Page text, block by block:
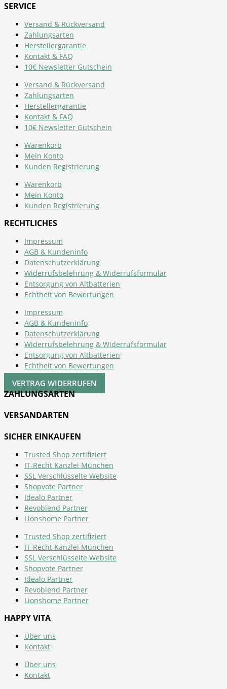
SERVICE
Versand & Rückversand
Zahlungsarten
Herstellergarantie
Kontakt & FAQ
10€ Newsletter Gutschein
Versand & Rückversand
Zahlungsarten
Herstellergarantie
Kontakt & FAQ
10€ Newsletter Gutschein
Warenkorb
Mein Konto
Kunden Registrierung
Warenkorb
Mein Konto
Kunden Registrierung
RECHTLICHES
Impressum
AGB & Kundeninfo
Datenschutzerklärung
Widerrufsbelehrung & Widerrufsformular
Entsorgung von Altbatterien
Echtheit von Bewertungen
Impressum
AGB & Kundeninfo
Datenschutzerklärung
Widerrufsbelehrung & Widerrufsformular
Entsorgung von Altbatterien
Echtheit von Bewertungen
VERTRAG WIDERRUFEN
ZAHLUNGSARTEN
VERSANDARTEN
SICHER EINKAUFEN
Trusted Shop zertifiziert
IT-Recht Kanzlei München
SSL Verschlüsselte Website
Shopvote Partner
Idealo Partner
Revoblend Partner
Lionshome Partner
Trusted Shop zertifiziert
IT-Recht Kanzlei München
SSL Verschlüsselte Website
Shopvote Partner
Idealo Partner
Revoblend Partner
Lionshome Partner
HAPPY VITA
Über uns
Kontakt
Über uns
Kontakt